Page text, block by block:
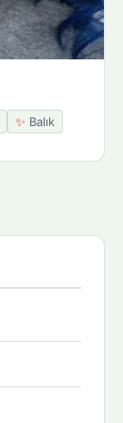
✨ Balık